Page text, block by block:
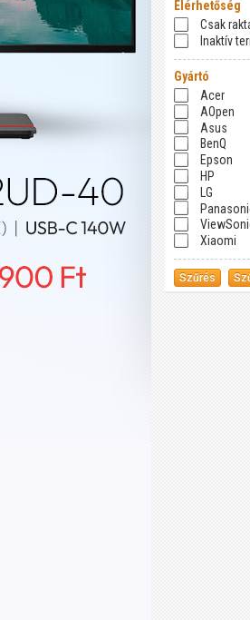
Elérhetőség
Csak
Inaktív
Gyártó
Acer
AOpen
Asus
BenQ
Epson
HP
LG
Xiaomi